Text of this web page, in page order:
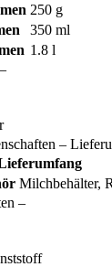
250 g
350 ml
1.8 l
–
Milchbehälter,
–